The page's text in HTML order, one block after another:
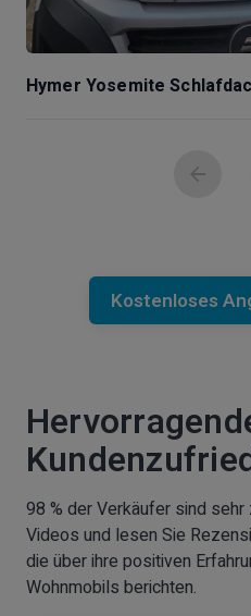
Hymer Yosemite
Kostenloses
98 % der Verkäufer sind
Videos und lesen Sie
die über ihre positiven
Wohnmobils berichten.